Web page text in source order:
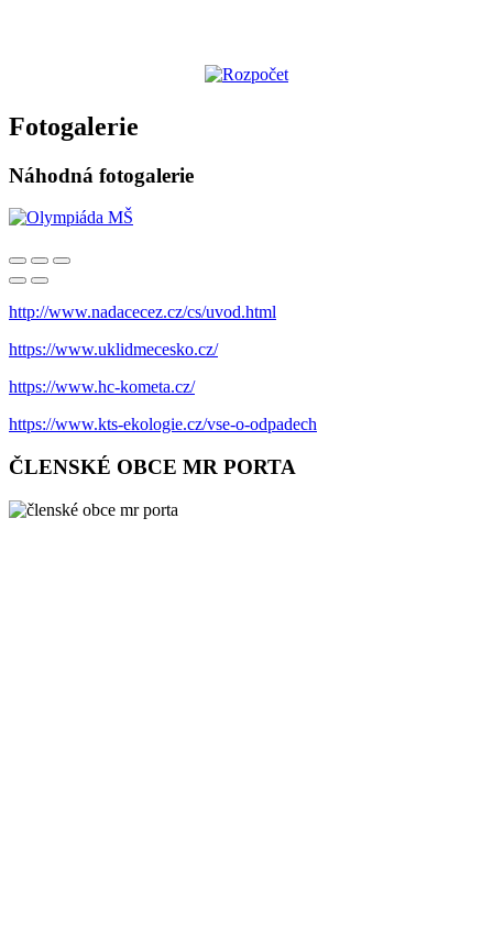
Fotogalerie
Náhodná fotogalerie
http://www.nadacecez.cz/cs/uvod.html
https://www.uklidmecesko.cz/
https://www.hc-kometa.cz/
https://www.kts-ekologie.cz/vse-o-odpadech
ČLENSKÉ OBCE MR PORTA